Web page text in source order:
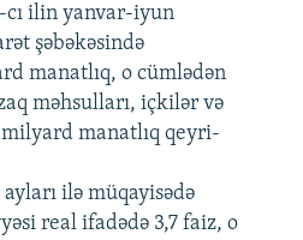
cı ilin yanvar-iyun
şəbəkəsində
manatlıq, o cümlədən
məhsulları, içkilər və
manatlıq qeyri-
ilə müqayisədə
real ifadədə 3,7 faiz, o